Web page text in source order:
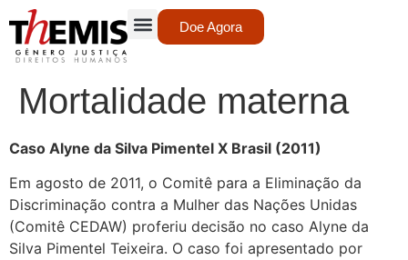
Doe Agora
Mortalidade materna
Caso Alyne da Silva Pimentel X Brasil (2011)
Em agosto de 2011, o Comitê para a Eliminação da
Discriminação contra a Mulher das Nações Unidas
(Comitê CEDAW) proferiu decisão no caso Alyne da
Silva Pimentel Teixeira. O caso foi apresentado por